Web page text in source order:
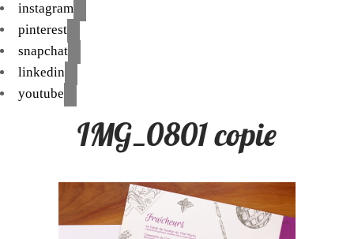
instagram
pinterest
snapchat
linkedin
youtube
IMG_0801 copie